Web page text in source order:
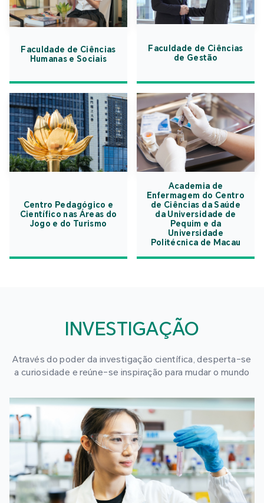
Faculdade de Ciências
Humanas e Sociais
Faculdade de Ciências
de Gestão
Centro Pedagógico e
Científico nas Áreas do
Jogo e do Turismo
Academia de
Enfermagem do Centro
de Ciências da Saúde
da Universidade de
Pequim e da
Universidade
Politécnica de Macau
INVESTIGAÇÃO
Através do poder da investigação científica, desperta-se
a curiosidade e reúne-se inspiração para mudar o mundo